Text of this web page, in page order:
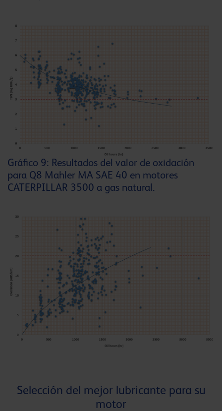
Gráfico 9: Resultados del valor de oxidación
para Q8 Mahler MA SAE 40 en motores
CATERPILLAR 3500 a gas natural.
Selección del mejor lubricante para su
motor